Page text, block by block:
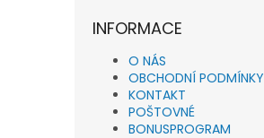
INFORMACE
O NÁS
OBCHODNÍ PODMÍNKY
KONTAKT
POŠTOVNÉ
BONUSPROGRAM